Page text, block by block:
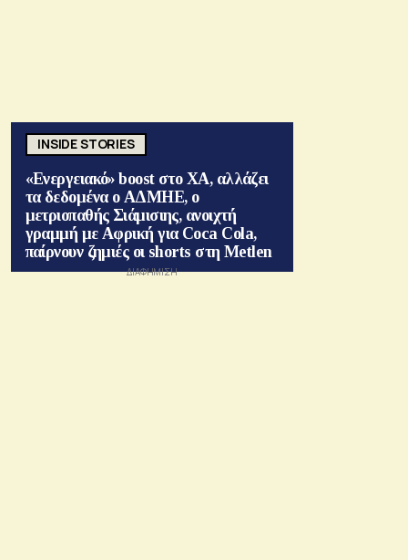
INSIDE STORIES
«Ενεργειακό» boost στο ΧΑ, αλλάζει
τα δεδομένα ο ΑΔΜΗΕ, ο
μετριοπαθής Σιάμισιης, ανοιχτή
γραμμή με Αφρική για Coca Cola,
παίρνουν ζημιές οι shorts στη Metlen